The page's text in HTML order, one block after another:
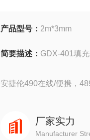
产品型号： 2m*3mm
简要描述： GDX-401填
安捷伦490在线/便携，
厂家实力
Manufacturer